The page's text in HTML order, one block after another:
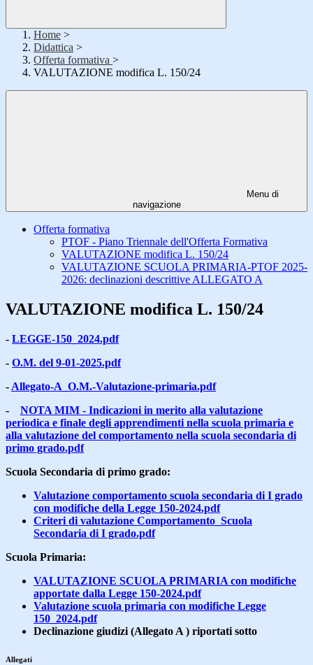
Home >
Didattica >
Offerta formativa >
VALUTAZIONE modifica L. 150/24
Menu di
navigazione
Offerta formativa
PTOF - Piano Triennale dell'Offerta Formativa
VALUTAZIONE modifica L. 150/24
VALUTAZIONE SCUOLA PRIMARIA-PTOF 2025-
2026: declinazioni descrittive ALLEGATO A
VALUTAZIONE modifica L. 150/24
- LEGGE-150_2024.pdf
- O.M. del 9-01-2025.pdf
- Allegato-A_O.M.-Valutazione-primaria.pdf
- NOTA MIM - Indicazioni in merito alla valutazione
periodica e finale degli apprendimenti nella scuola primaria e
alla valutazione del comportamento nella scuola secondaria di
primo grado.pdf
Scuola Secondaria di primo grado:
Valutazione comportamento scuola secondaria di I grado
con modifiche della Legge 150-2024.pdf
Criteri di valutazione Comportamento_Scuola
Secondaria di I grado.pdf
Scuola Primaria:
VALUTAZIONE SCUOLA PRIMARIA con modifiche
apportate dalla Legge 150-2024.pdf
Valutazione scuola primaria con modifiche Legge
150_2024.pdf
Declinazione giudizi (Allegato A ) riportati sotto
Allegati